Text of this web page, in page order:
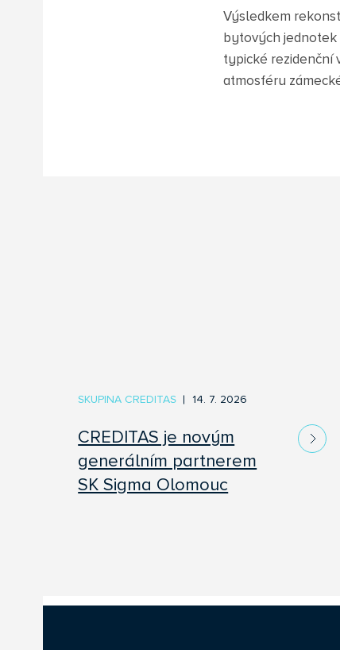
Výsledkem
bytových jednotek
typické rezidenční
atmosféru
CREDITAS je novým
generálním partnerem
SK Sigma Olomouc
14. 7. 2026
SKUPINA CREDITAS